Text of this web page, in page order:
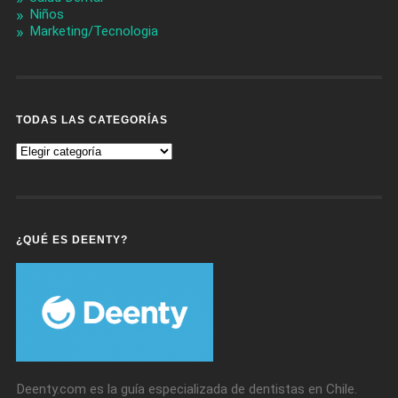
Niños
Marketing/Tecnologia
TODAS LAS CATEGORÍAS
Todas
Las
¿QUÉ ES DEENTY?
Deenty.com es la guía especializada de dentistas en Chile.